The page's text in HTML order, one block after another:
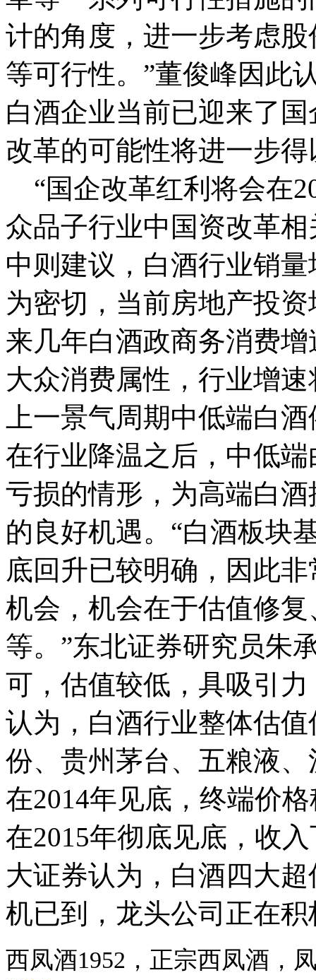
计的角度，进一步考虑
等可行性。”董俊峰因此
白酒企业当前已迎来了
改革的可能性将进一步
“国企改革红利将会在
众品子行业中国资改革
中则建议，白酒行业销
为密切，当前房地产投
来几年白酒政商务消费
大众消费属性，行业增
上一景气周期中低端白
在行业降温之后，中低
亏损的情形，为高端白
的良好机遇。“白酒板块
底回升已较明确，因此
机会，机会在于估值修
等。”东北证券研究员朱
可，估值较低，具吸引
认为，白酒行业整体估
份、贵州茅台、五粮液
在2014年见底，终端价
在2015年彻底见底，收
大证券认为，白酒四大
机已到，龙头公司正在
西凤酒1952，正宗西凤酒